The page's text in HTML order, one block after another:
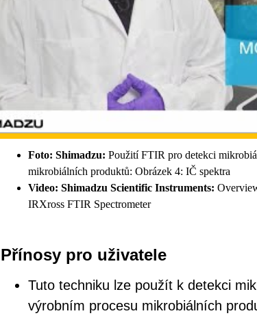
Foto: Shimadzu: Použití FTIR pro detekci
mikrobiálních produktů: Obrázek 4: IČ spektra
Video: Shimadzu Scientific Instruments:
IRXross FTIR Spectrometer
Přínosy pro uživatele
Tuto techniku lze použít k detekci
výrobním procesu mikrobiálních